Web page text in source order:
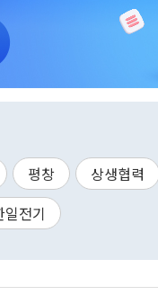
평창 상생협력
일전기